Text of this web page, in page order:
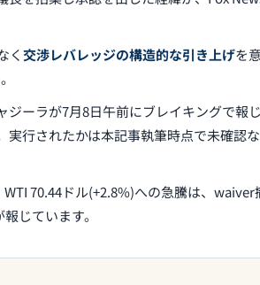
く交渉レバレッジの構造的な引き上げを
ーラが7月8日午前にブレイキングで報
実行されたかは本記事執筆時点で未確認
70.44ドル(+2.8%)への急騰は、waiver
じています。